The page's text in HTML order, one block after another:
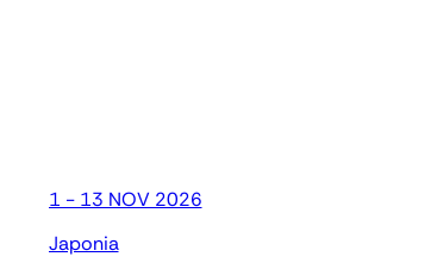
1 - 13 NOV 2026
Japonia